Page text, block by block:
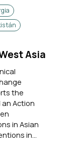
Asia
the
Action
in Asian
in...